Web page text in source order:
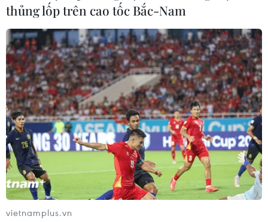
truyền thông, bản tin nhạc rap số 25 phản ánh những
vấn đề mà dư luận hết sức quan tâm.
thủng lốp trên cao tốc Bắc-Nam
vietnamplus.vn